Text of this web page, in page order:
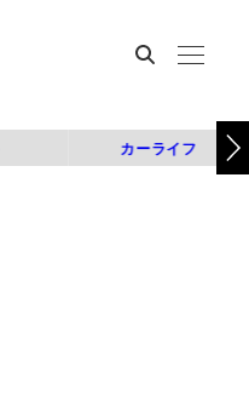
カーライフ